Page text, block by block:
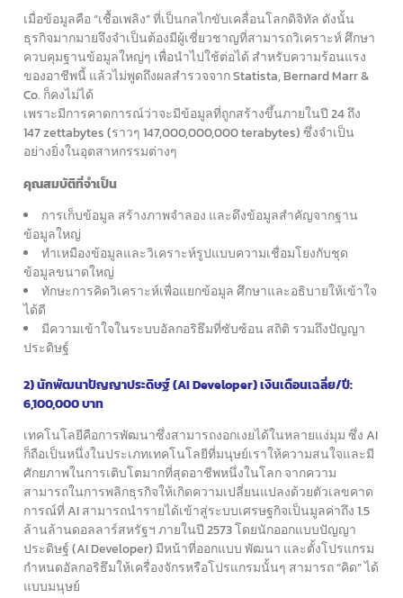
เมื่อข้อมูลคือ “เชื้อเพลิง” ที่เป็นกลไกขับเคลื่อนโลกดิจิทัล ดังนั้น
ธุรกิจมากมายจึงจำเป็นต้องมีผู้เชี่ยวชาญที่สามารถวิเคราะห์ ศึกษา
ควบคุมฐานข้อมูลใหญ่ๆ เพื่อนำไปใช้ต่อได้ สำหรับความร้อนแรง
ของอาชีพนี้ แล้วไม่พูดถึงผลสำรวจจาก Statista, Bernard Marr &
Co. ก็คงไม่ได้
เพราะมีการคาดการณ์ว่าจะมีข้อมูลที่ถูกสร้างขึ้นภายในปี 24ถึง
147 zettabytes (ราวๆ 147,000,000,000 terabytes)ซึ่งจำเป็น
อย่างยิ่งในอุตสาหกรรมต่างๆ
คุณสมบัติที่จำเป็น
การเก็บข้อมูล สร้างภาพจำลอง และดึงข้อมูลสำคัญจากฐาน
ข้อมูลใหญ่
ทำเหมืองข้อมูลและวิเคราะห์รูปแบบความเชื่อมโยงกับชุด
ข้อมูลขนาดใหญ่
ทักษะการคิดวิเคราะห์เพื่อแยกข้อมูล ศึกษาและอธิบายให้เข้าใจ
ได้ดี
มีความเข้าใจในระบบอัลกอริธึมที่ซับซ้อน สถิติ รวมถึงปัญญา
ประดิษฐ์
2) นักพัฒนาปัญญาประดิษฐ์ (AI Developer) เงินเดือนเฉลี่ย/ปี:
6,100,000 บาท
เทคโนโลยีคือการพัฒนาซึ่งสามารถงอกเงยได้ในหลายแง่มุมซึ่ง AI
ก็ถือเป็นหนึ่งในประเภทเทคโนโลยีที่มนุษย์เราให้ความสนใจและมี
ศักยภาพในการเติบโตมากที่สุดอาชีพหนึ่งในโลกจากความ
สามารถในการพลิกธุรกิจให้เกิดความเปลี่ยนแปลงด้วยตัวเลขคาด
การณ์ที่ AI สามารถนำรายได้เข้าสู่ระบบเศรษฐกิจเป็นมูลค่าถึง 1.5
ล้านล้านดอลลาร์สหรัฐฯ ภายในปี 2573โดยนักออกแบบปัญญา
ประดิษฐ์ (AI Developer) มีหน้าที่ออกแบบ พัฒนา และตั้งโปรแกรม
กำหนดอัลกอริธึมให้เครื่องจักรหรือโปรแกรมนั้นๆ สามารถ “คิด” ได้
แบบมนุษย์